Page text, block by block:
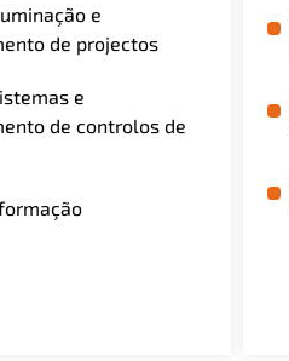
e
de projectos
e
de controlos de